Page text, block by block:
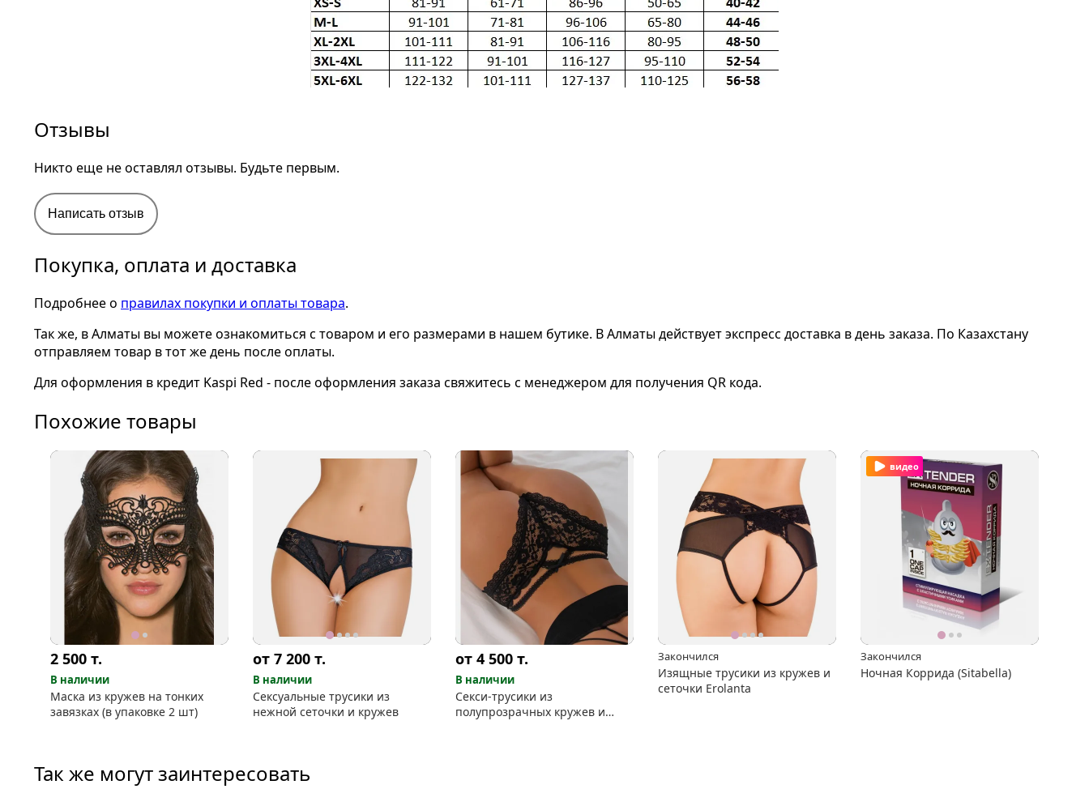
Отзывы
Никто еще не оставлял отзывы. Будьте первым.
Написать отзыв
Покупка, оплата и доставка
Подробнее о правилах покупки и оплаты товара.
Так же, в Алматы вы можете ознакомиться с товаром и его размерами в нашем бутике. В Алматы действует экспресс доставка в день заказа. По Казахстану
отправляем товар в тот же день после оплаты.
Для оформления в кредит Kaspi Red - после оформления заказа свяжитесь с менеджером для получения QR кода.
Похожие товары
2 500 т.
В наличии
Маска из кружев на тонких
завязках (в упаковке 2 шт)
от 7 200 т.
В наличии
Сексуальные трусики из
нежной сеточки и кружев
от 4 500 т.
В наличии
Секси-трусики из
полупрозрачных кружев и
Закончился
Изящные трусики из кружев и
сеточки Erolanta
видео
Закончился
Ночная Коррида (Sitabella)
Так же могут заинтересовать